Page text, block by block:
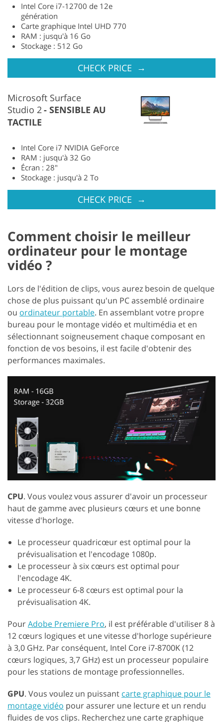
Intel Core i7-12700 de 12e
génération
Carte graphique Intel UHD 770
RAM : jusqu'à 16 Go
Stockage : 512 Go
CHECK PRICE →
Microsoft Surface
Studio 2
SENSIBLE AU
TACTILE
Intel Core i7 NVIDIA GeForce
RAM : jusqu'à 32 Go
Écran : 28"
Stockage : jusqu'à 2 To
CHECK PRICE →
Comment choisir le meilleur
ordinateur pour le montage
vidéo ?
Lors de l'édition de clips, vous aurez besoin de quelque
chose de plus puissant qu'un PC assemblé ordinaire
ou ordinateur portable. En assemblant votre propre
bureau pour le montage vidéo et multimédia et en
sélectionnant soigneusement chaque composant en
fonction de vos besoins, il est facile d'obtenir des
performances maximales.
CPU. Vous voulez vous assurer d'avoir un processeur
haut de gamme avec plusieurs cœurs et une bonne
vitesse d'horloge.
Le processeur quadricœur est optimal pour la
prévisualisation et l'encodage 1080p.
Le processeur à six cœurs est optimal pour
l'encodage 4K.
Le processeur 6-8 cœurs est optimal pour la
prévisualisation 4K.
PourAdobe Premiere Pro, il est préférable d'utiliser 8 à
12 cœurs logiques et une vitesse d'horloge supérieure
à 3,0 GHz. Par conséquent, Intel Core i7-8700K (12
cœurs logiques, 3,7 GHz) est un processeur populaire
pour les stations de montage professionnelles.
GPU. Vous voulez un puissant carte graphique pour le
montage vidéo pour assurer une lecture et un rendu
fluides de vos clips. Recherchez une carte graphique